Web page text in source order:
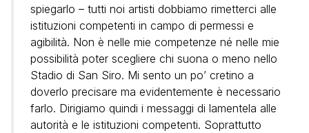
spiegarlo – tutti noi artisti dobbiamo rimetterci alle
istituzioni competenti in campo di permessi e
agibilità. Non è nelle mie competenze né nelle mie
possibilità poter scegliere chi suona o meno nello
Stadio di San Siro. Mi sento un po’ cretino a
doverlo precisare ma evidentemente è necessario
farlo. Dirigiamo quindi i messaggi di lamentela alle
autorità e le istituzioni competenti. Soprattutto